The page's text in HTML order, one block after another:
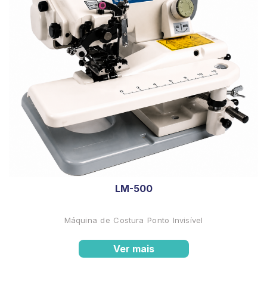
LM-500
Máquina de Costura Ponto Invisível
Ver mais